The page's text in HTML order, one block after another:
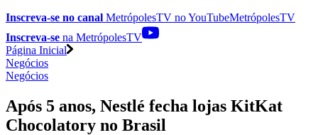
Inscreva-se no canal MetrópolesTV noYouTubeMetrópolesTV
Inscreva-se na MetrópolesTV
Página Inicial
Negócios
Negócios
Após 5 anos, Nestlé fecha lojas KitKat
Chocolatory no Brasil